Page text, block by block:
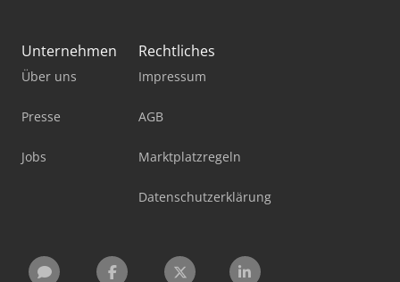
Unternehmen
Über uns
Presse
Jobs
Rechtliches
Impressum
AGB
Marktplatzregeln
Datenschutzerklärung